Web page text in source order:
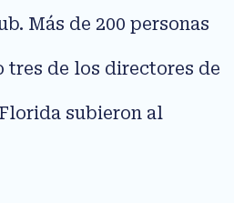
Más de 200 personas
tres de los directores de
subieron al